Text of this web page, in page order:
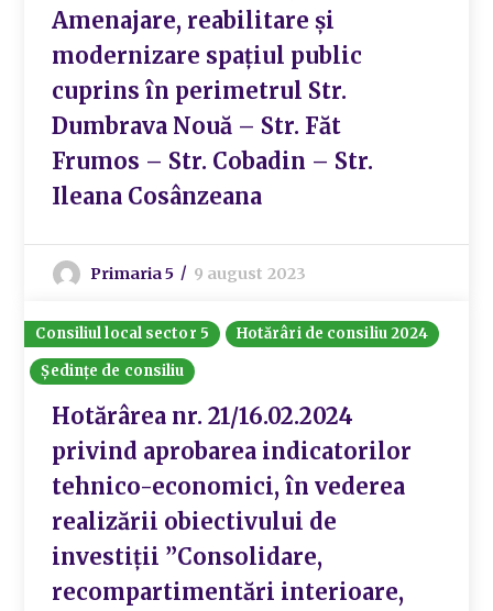
Amenajare, reabilitare și
modernizare spațiul public
cuprins în perimetrul Str.
Dumbrava Nouă – Str. Făt
Frumos – Str. Cobadin – Str.
Ileana Cosânzeana
Primaria 5 9 august 2023
Consiliul local sector 5
Hotărâri de consiliu 2024
Ședințe de consiliu
Hotărârea nr. 21/16.02.2024
privind aprobarea indicatorilor
tehnico-economici, în vederea
realizării obiectivului de
investiții ”Consolidare,
recompartimentări interioare,